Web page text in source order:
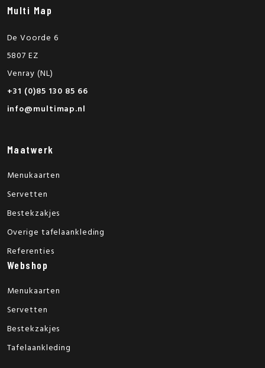
Multi Map
De Voorde 6
5807 EZ
Venray (NL)
+31 (0)85 130 85 66
info@multimap.nl
Maatwerk
Menukaarten
Servetten
Bestekzakjes
Overige tafelaankleding
Referenties
Webshop
Menukaarten
Servetten
Bestekzakjes
Tafelaankleding